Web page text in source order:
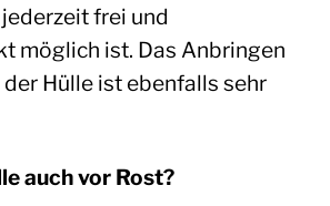
frei und
möglich ist. Das Anbringen
Hülle ist ebenfalls sehr
auch vor Rost?